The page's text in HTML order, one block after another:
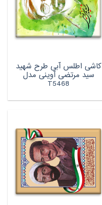
کاشی اطلس آبی طرح شهید
سید مرتضی آوینی مدل
T5468